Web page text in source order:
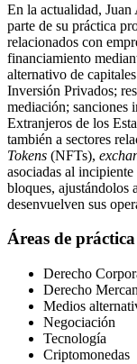
En la actualidad, Juan
parte de su práctica
relacionados con
financiamiento
alternativo de
Inversión Privados;
mediación; sanciones
Extranjeros de los
también a sectores
Tokens (NFTs),
asociadas al
bloques, ajustándolos
desenvuelven sus
Áreas de práctica
Derecho
Derecho
Medios
Negociación
Tecnología
Criptomonedas